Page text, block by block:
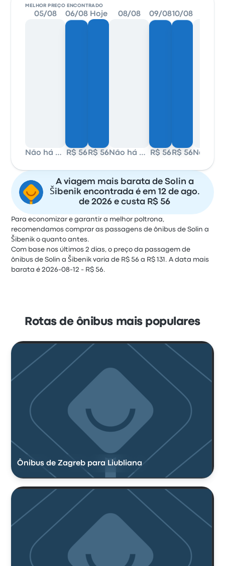
MELHOR PREÇO ENCONTRADO
05/08
Não há dados
06/08
R$ 56
Hoje
R$ 56
08/08
Não há dados
09/08
R$ 56
10/08
R$ 56
A viagem mais barata de Solin a
Šibenik encontrada é em 12 de ago.
de 2026 e custa R$ 56
Para economizar e garantir a melhor poltrona,
recomendamos comprar as passagens de ônibus de Solin a
Šibenik o quanto antes.
Com base nos últimos 2 dias, o preço da passagem de
ônibus de Solin a Šibenik varia de R$ 56 a R$ 131. A data mais
barata é 2026-08-12 - R$ 56.
Rotas de ônibus mais populares
Ônibus de Zagreb para Liubliana